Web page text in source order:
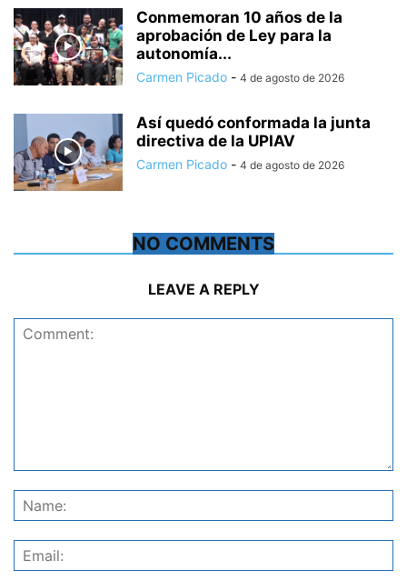
Conmemoran 10 años de la
aprobación de Ley para la
autonomía...
Carmen Picado - 4 de agosto de 2026
Así quedó conformada la junta
directiva de la UPIAV
Carmen Picado - 4 de agosto de 2026
NO COMMENTS
LEAVE A REPLY